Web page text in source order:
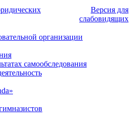
Версия для
слабовидящих
организации
самообследования